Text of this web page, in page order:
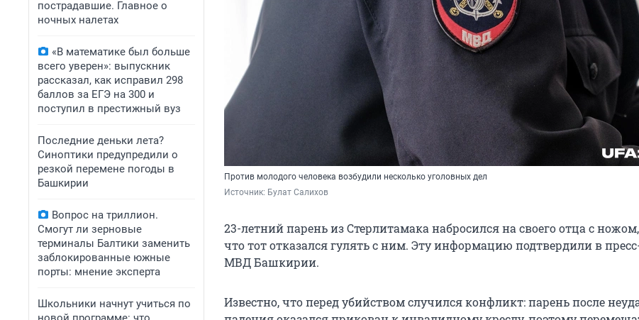
пострадавшие. Главное о
ночных налетах
«В математике был больше
всего уверен»: выпускник
рассказал, как исправил 298
баллов за ЕГЭ на 300 и
поступил в престижный вуз
Последние деньки лета?
Синоптики предупредили о
резкой перемене погоды в
Башкирии
Вопрос на триллион.
Смогут ли зерновые
терминалы Балтики заменить
заблокированные южные
порты: мнение эксперта
Школьники начнут учиться по
Против молодого человека возбудили несколько уголовных дел
Источник: Булат Салихов
23-летний парень из Стерлитамака набросился на своего отца с
что тот отказался гулять с ним. Эту информацию подтвердили в
МВД Башкирии.
Известно, что перед убийством случился конфликт: парень после